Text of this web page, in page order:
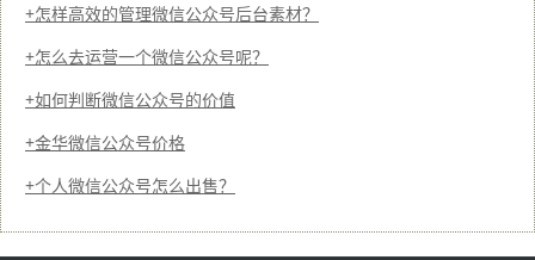
怎样高效的管理微信公众号后台素材？
怎么去运营一个微信公众号呢？
如何判断微信公众号的价值
金华微信公众号价格
个人微信公众号怎么出售？